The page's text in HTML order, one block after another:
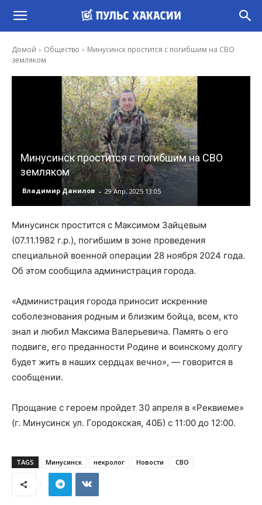
Домой Общество
Минусинск простится с погибшим на СВО
земляком
Минусинск простится с погибшим на СВО
земляком
Владимир Данилов - 29 Апр, 2025 13:05
Минусинск простится с Максимом Зайцевым
(07.11.1982 г.р.), погибшим в зоне проведения
специальной военной операции 28 ноября 2024 года.
Об этом сообщила администрация города.
«Администрация города приносит искренние
соболезнования родным и близким бойца, всем, кто
знал и любил Максима Валерьевича. Память о его
подвиге, его преданности Родине и воинскому долгу
будет жить в наших сердцах вечно», — говорится в
сообщении.
Прощание с героем пройдет 30 апреля в «Реквиеме»
(г. Минусинск ул. Городокская, 40Б) с 11:00 до 12:00.
TAGS Минусинск некролог Новости СВО